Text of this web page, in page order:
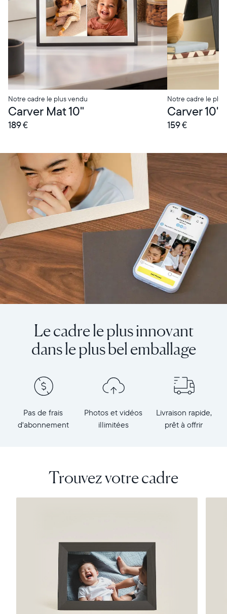
Notre cadre le plus vendu
Carver Mat 10"
189 €
Notre cadre le
Carver 10"
159 €
Le cadre le plus innovant
dans le plus bel emballage
Pas de frais
d'abonnement
Photos et vidéos
illimitées
Livraison rapide,
prêt à offrir
Trouvez votre cadre